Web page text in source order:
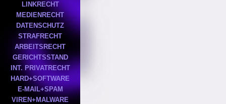
LINKRECHT
MEDIENRECHT
DATENSCHUTZ
STRAFRECHT
ARBEITSRECHT
GERICHTSSTAND
INT. PRIVATRECHT
HARD+SOFTWARE
E-MAIL+SPAM
VIREN+MALWARE